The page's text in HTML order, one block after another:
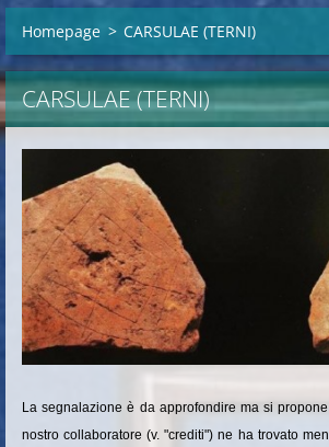
Homepage > CARSULAE (TERNI)
CARSULAE (TERNI)
La segnalazione è da approfondire ma si
nostro collaboratore (v. "crediti") ne ha trovato